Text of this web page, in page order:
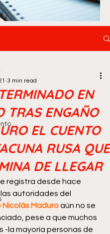
EN
TRAS ENGAÑO
EL CUENTO
RUSA QUE
DE LLEGAR
3 min read
registra desde hace
autoridades del
Nicolás Maduro aún no se
pese a que muchos
-la mayoría personas de